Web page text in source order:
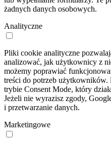
żadnych danych osobowych.
Analityczne
Pliki cookie analityczne
analizować, jak użytkownicy z
możemy poprawiać
treści do potrzeb
trybie Consent Mode, który
Jeżeli nie wyrazisz zgody,
i przetwarzanie danych.
Marketingowe